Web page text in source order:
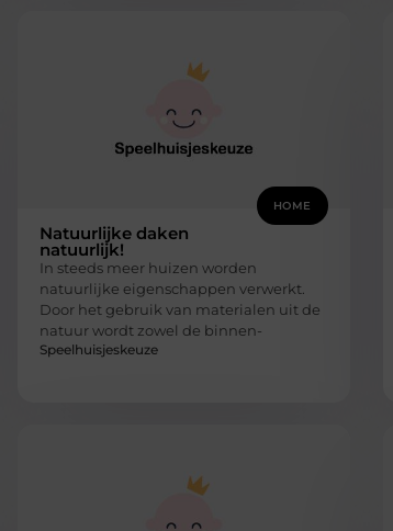
HOME
Natuurlijke daken
natuurlijk!
In steeds meer huizen worden
natuurlijke eigenschappen verwerkt.
Door het gebruik van materialen uit de
natuur wordt zowel de binnen-
Speelhuisjeskeuze